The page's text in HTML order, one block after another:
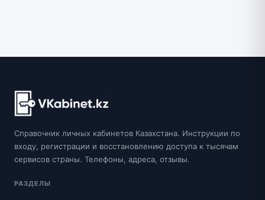
Справочник личных кабинетов Казахстана. Инструкции по
входу, регистрации и восстановлению доступа к тысячам
сервисов страны. Телефоны, адреса, отзывы.
РАЗДЕЛЫ